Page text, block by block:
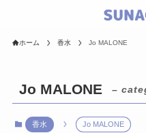
ホーム 香水 Jo MALONE
Jo MALONE –
香水 Jo MALONE